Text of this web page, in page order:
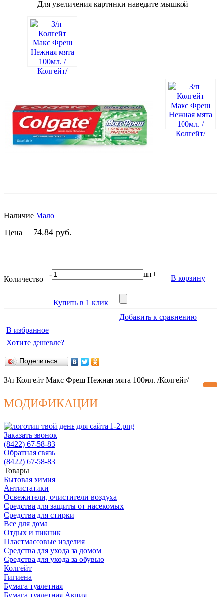
Для увеличения картинки наведите мышкой
Наличие Мало
Цена 74.84 руб.
Количество
- шт+ В корзину
Купить в 1 клик
Добавить к сравнению
В избранное
Хотите дешевле?
Поделиться…
З/п Колгейт Макс Фреш Нежная мята 100мл. /Колгейт/
МОДИФИКАЦИИ
Заказать звонок
(8422) 67-58-83
Обратная связь
(8422) 67-58-83
Товары
Бытовая химия
Антистатики
Освежители, очистители воздуха
Средства для защиты от насекомых
Средства для стирки
Все для дома
Отдых и пикник
Пластмассовые изделия
Средства для ухода за домом
Средства для ухода за обувью
Колгейт
Гигиена
Бумага туалетная
Бумага туалетная Акция